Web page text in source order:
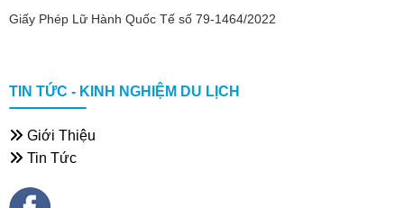
Giấy Phép Lữ Hành Quốc Tế số 79-1464/2022
TIN TỨC - KINH NGHIỆM DU LỊCH
Giới Thiệu
Tin Tức